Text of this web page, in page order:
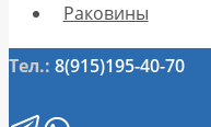
Раковины
Тел.: 8(915)195-40-70